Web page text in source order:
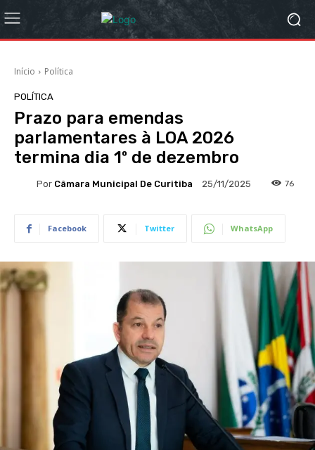
Início Política
POLÍTICA
Prazo para emendas
parlamentares à LOA 2026
termina dia 1º de dezembro
Por Câmara Municipal De Curitiba 25/11/2025 76
Facebook Twitter WhatsApp